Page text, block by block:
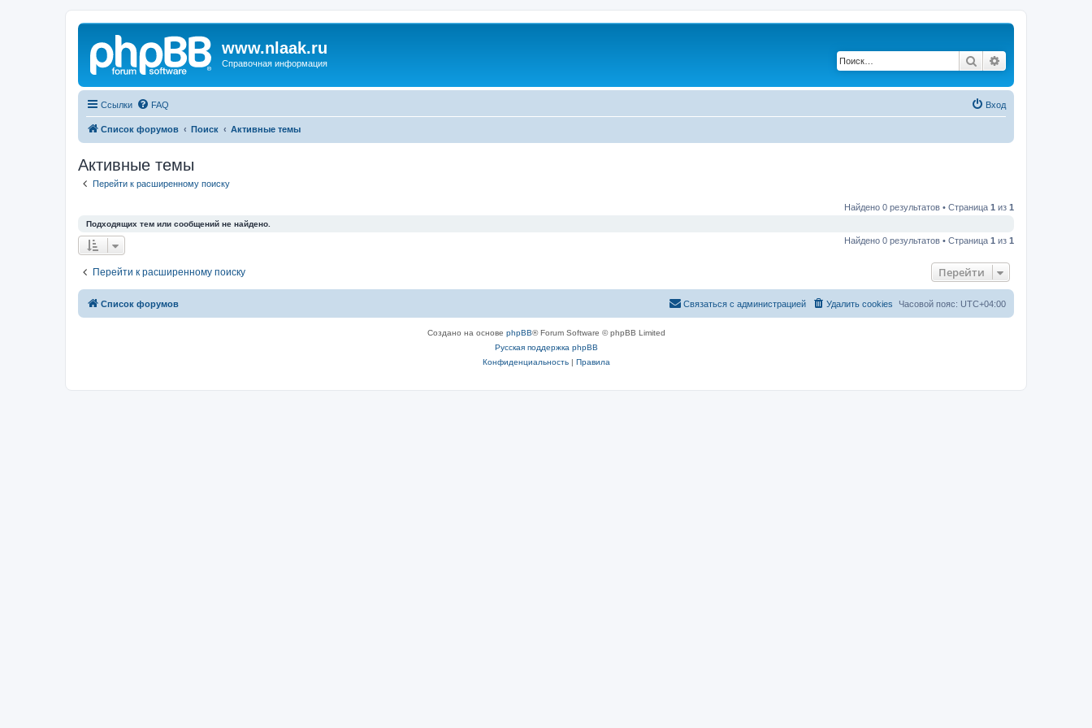
www.nlaak.ru
Справочная информация Поиск
Ссылки FAQ Вход
Список форумов Поиск Активные темы
Активные темы
Перейти к расширенному поиску
Найдено 0 результатов • Страница 1 из 1
Подходящих тем или сообщений не найдено.
Найдено 0 результатов • Страница 1 из 1
Перейти к расширенному поиску Перейти
Список форумов Часовой пояс: UTC+04:00
Удалить cookies
Связаться с администрацией
Создано на основе phpBB® Forum Software © phpBB Limited
Русская поддержка phpBB
Конфиденциальность| Правила